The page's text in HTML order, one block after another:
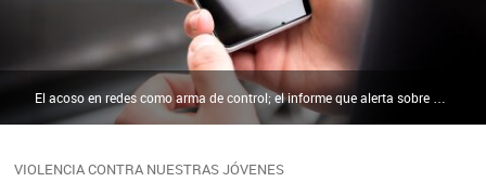
VIOLENCIA CONTRA NUESTRAS JÓVENES
El acoso en redes como arma de control; el informe que alerta sobre el impacto de la violencia digital en ocho de cada diez mujeres menores de edad | Pixabay